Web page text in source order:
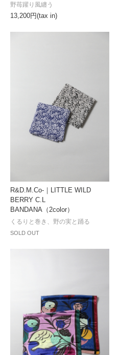
13,200円(tax in)
野苺躍り風纏う
R&D.M.Co-｜LITTLE WILD
BERRY C.L
BANDANA（2color）
SOLD OUT
くるりと巻き、野の実と踊る